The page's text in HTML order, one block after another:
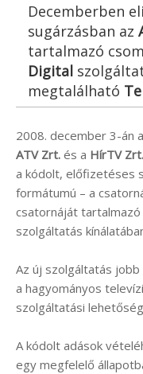
Decemberben
sugárzásban az
tartalmazó
Digital
megtalálható
2008. december 3-án
ATV Zrt. és a HírTV Zrt.
a kódolt, előfizetéses
formátumú – a
csatornáját tartalmazó
szolgáltatás
Az új szolgáltatás
a hagyományos
szolgáltatási
A kódolt adások
egy megfelelő